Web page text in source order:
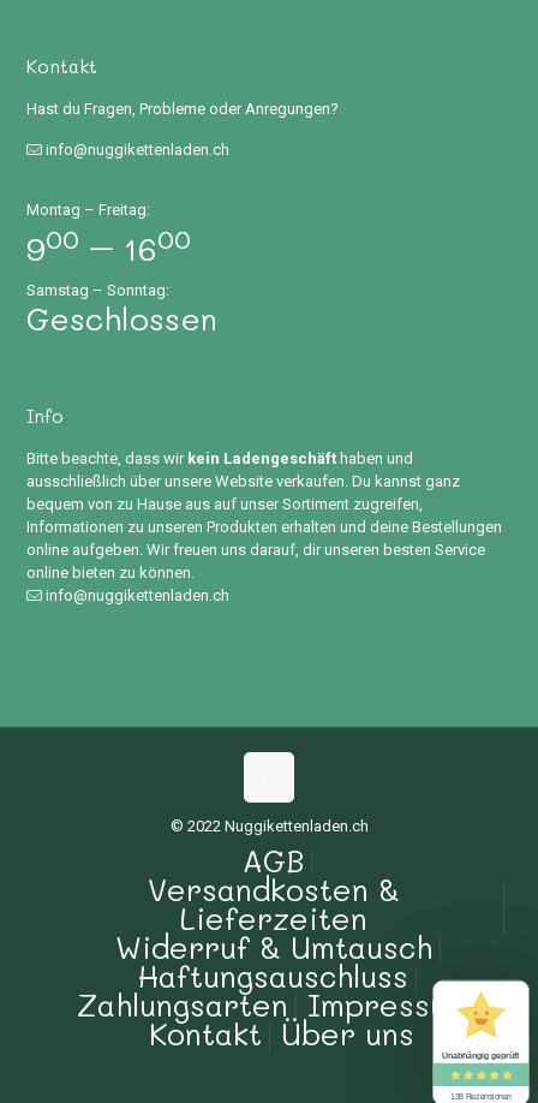
Kontakt
Hast du Fragen, Probleme oder Anregungen?
info@nuggikettenladen.ch
Montag – Freitag:
900 – 1600
Samstag – Sonntag:
Geschlossen
Info
Bitte beachte, dass wir kein Ladengeschäft haben und
ausschließlich über unsere Website verkaufen. Du kannst ganz
bequem von zu Hause aus auf unser Sortiment zugreifen,
Informationen zu unseren Produkten erhalten und deine Bestellungen
online aufgeben. Wir freuen uns darauf, dir unseren besten Service
online bieten zu können.
info@nuggikettenladen.ch
© 2022 Nuggikettenladen.ch
AGB
Versandkosten &
Lieferzeiten
Widerruf & Umtausch
Haftungsauschluss
Zahlungsarten Impressum
Kontakt Über uns
Unabhängig geprüft
138 Rezensionen